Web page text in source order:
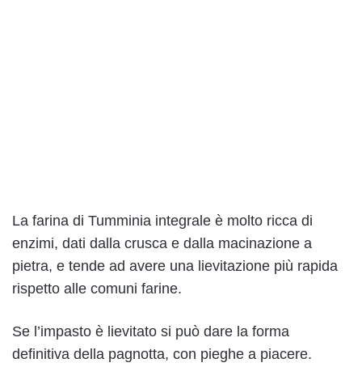
La farina di Tumminia integrale è molto ricca di
enzimi, dati dalla crusca e dalla macinazione a
pietra, e tende ad avere una lievitazione più rapida
rispetto alle comuni farine.
Se l’impasto è lievitato si può dare la forma
definitiva della pagnotta, con pieghe a piacere.